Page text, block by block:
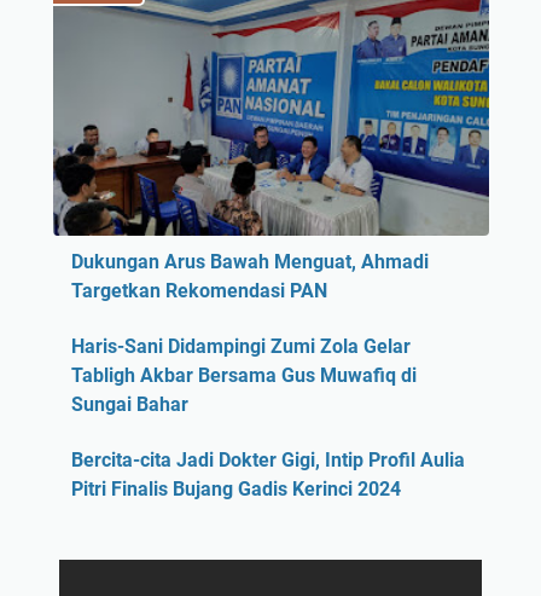
Dukungan Arus Bawah Menguat, Ahmadi
Targetkan Rekomendasi PAN
Haris-Sani Didampingi Zumi Zola Gelar
Tabligh Akbar Bersama Gus Muwafiq di
Sungai Bahar
Bercita-cita Jadi Dokter Gigi, Intip Profil Aulia
Pitri Finalis Bujang Gadis Kerinci 2024